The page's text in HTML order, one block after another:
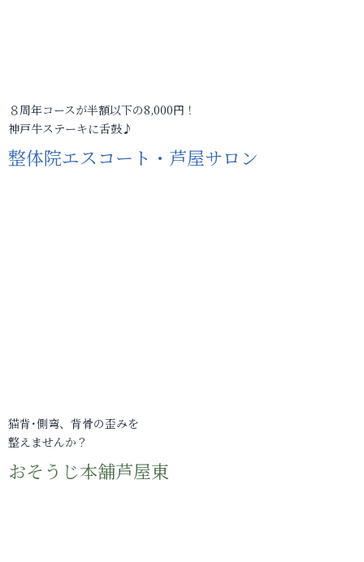
８周年コースが半額以下の8,000円！
神戸牛ステーキに舌鼓♪
整体院エスコート・芦屋サロン
猫背･側弯、背骨の歪みを
整えませんか？
おそうじ本舗芦屋東